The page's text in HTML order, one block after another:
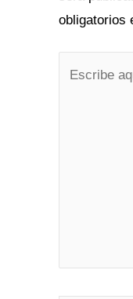
obligatorios